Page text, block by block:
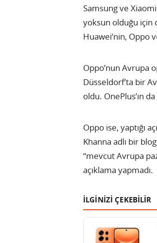
Samsung ve
yoksun olduğu için
Huawei’nin, Oppo
Oppo’nun Avrupa
Düsseldorf’ta bir
oldu. OnePlus’ın
Oppo ise, yaptığı
Khanna adlı bir
“mevcut Avrupa
açıklama yapmadı.
İLGİNİZİ ÇEKEBİLİR